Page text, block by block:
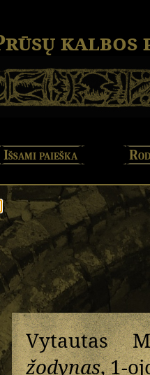
kalbos
Išsami paieška
Vytautas
žodynas, 1-